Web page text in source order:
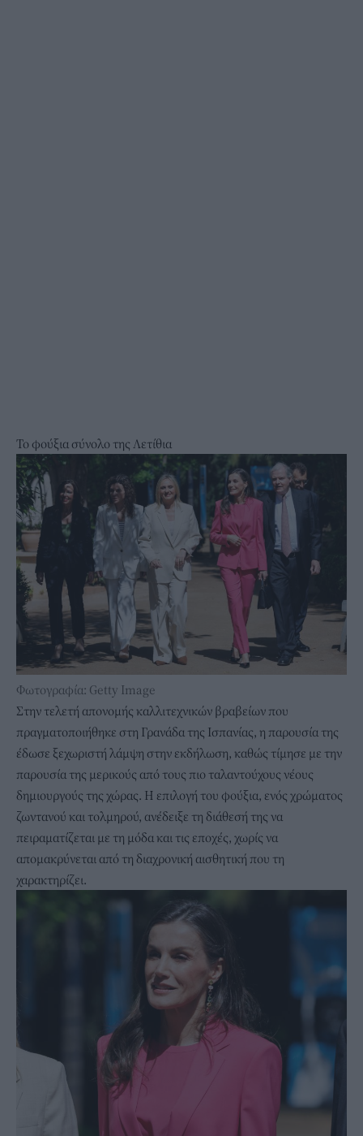
Το φούξια σύνολο της Λετίθια
Φωτογραφία: Getty Image
Στην τελετή απονομής καλλιτεχνικών βραβείων που
πραγματοποιήθηκε στη Γρανάδα της Ισπανίας, η παρουσία της
έδωσε ξεχωριστή λάμψη στην εκδήλωση, καθώς τίμησε με την
παρουσία της μερικούς από τους πιο ταλαντούχους νέους
δημιουργούς της χώρας. Η επιλογή του φούξια, ενός χρώματος
ζωντανού και τολμηρού, ανέδειξε τη διάθεσή της να
πειραματίζεται με τη μόδα και τις εποχές, χωρίς να
απομακρύνεται από τη διαχρονική αισθητική που τη
χαρακτηρίζει.